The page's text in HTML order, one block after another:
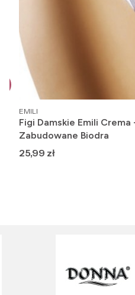
PRODUCENT
EMILI
Figi Damskie Emili Crema
Zabudowane Biodra
Cena
25,99 zł